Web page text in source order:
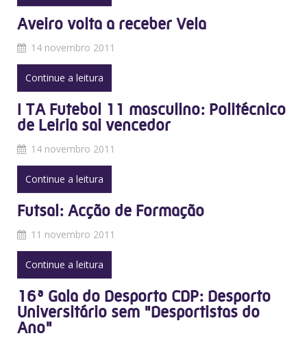
Aveiro volta a receber Vela
14 novembro 2011
Continue a leitura
I TA Futebol 11 masculino: Politécnico
de Leiria sai vencedor
14 novembro 2011
Continue a leitura
Futsal: Acção de Formação
11 novembro 2011
Continue a leitura
16ª Gala do Desporto CDP: Desporto
Universitário sem "Desportistas do
Ano"